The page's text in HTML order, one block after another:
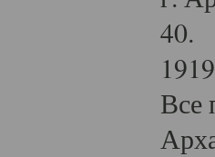
40.
Все